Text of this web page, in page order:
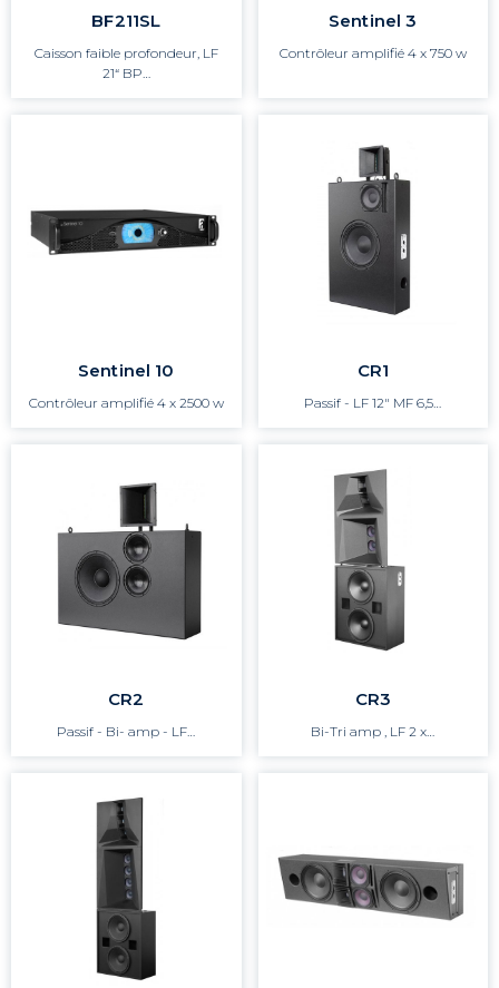
BF211SL
Caisson faible profondeur, LF
21“ BP…
Sentinel 3
Contrôleur amplifié 4 x 750 w
Sentinel 10
Contrôleur amplifié 4 x 2500 w
CR1
Passif - LF 12" MF 6,5…
CR2
Passif - Bi- amp - LF…
CR3
Bi-Tri amp , LF 2 x…